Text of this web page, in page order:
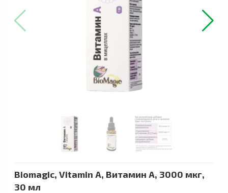
Biomagic, Vitamin A, Витамин А, 3000 мкг,
30 мл